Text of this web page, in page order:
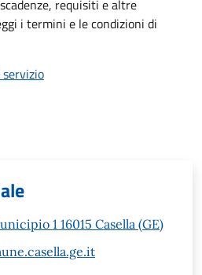
requisiti e altre
i termini e le condizioni di
1 16015 Casella (GE)